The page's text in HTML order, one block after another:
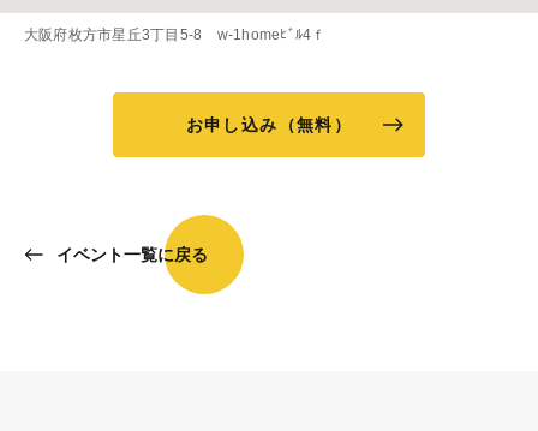
大阪府枚方市星丘3丁目5-8 w-1homeﾋﾞﾙ4ｆ
お申し込み（無料）
イベント一覧に戻る